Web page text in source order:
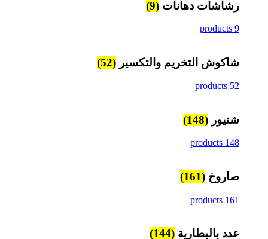
رشاشات دهانات (9)
9 products
شاكوش التخريم والتكسير (52)
52 products
شنيور (148)
148 products
صاروخ (161)
161 products
عدد بالبطارية (144)